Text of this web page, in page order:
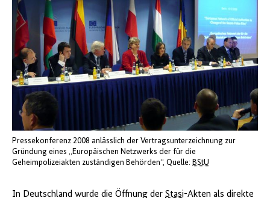
Pressekonferenz 2008 anlässlich der Vertragsunterzeichnung zur
Gründung eines „Europäischen Netzwerks der für die
Geheimpolizeiakten zuständigen Behörden“ Quelle: BStU
In Deutschland wurde die Öffnung der Stasi-Akten als direkte